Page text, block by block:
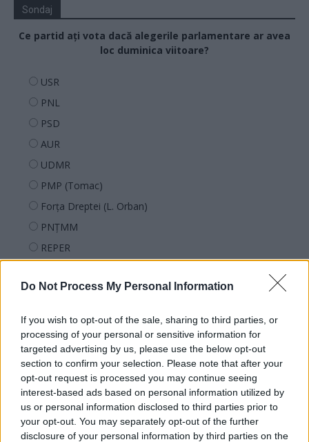
Do Not Process My Personal Information
If you wish to opt-out of the sale, sharing to third parties, or
processing of your personal or sensitive information for
targeted advertising by us, please use the below opt-out
section to confirm your selection. Please note that after your
opt-out request is processed you may continue seeing
interest-based ads based on personal information utilized by
us or personal information disclosed to third parties prior to
your opt-out. You may separately opt-out of the further
disclosure of your personal information by third parties on the
Sondaj
Ce partid ați vota dacă alegerile parlamentare ar avea
loc duminica viitoare?
USR
PNL
PSD
AUR
UDMR
PMP (Tomac)
Forța Dreptei (L. Orban)
PNȚMM
REPER
SOS (Șoșoacă)
PACE (Peia)
Acțiunea Conservatoare (Târziu)
PDF (Lazarus)
PUSL (D. Voiculescu)
PNȚCD (Pavelescu)
PNCR (Terheș)